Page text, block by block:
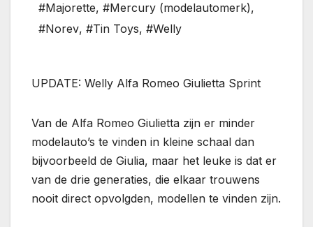
#Majorette, #Mercury (modelautomerk),
#Norev, #Tin Toys, #Welly
UPDATE: Welly Alfa Romeo Giulietta Sprint
Van de Alfa Romeo Giulietta zijn er minder
modelauto’s te vinden in kleine schaal dan
bijvoorbeeld de Giulia, maar het leuke is dat er
van de drie generaties, die elkaar trouwens
nooit direct opvolgden, modellen te vinden zijn.